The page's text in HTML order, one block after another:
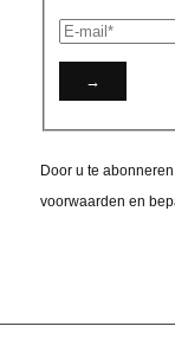
Door u te
voorwaarden en